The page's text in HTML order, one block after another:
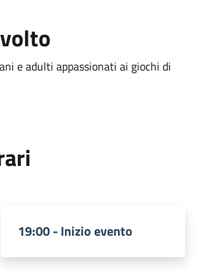
e adulti appassionati ai giochi di
19:00 - Inizio evento